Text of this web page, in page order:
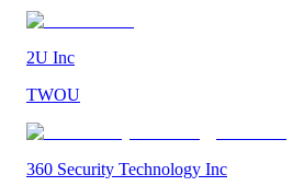
2U Inc
TWOU
360 Security Technology Inc